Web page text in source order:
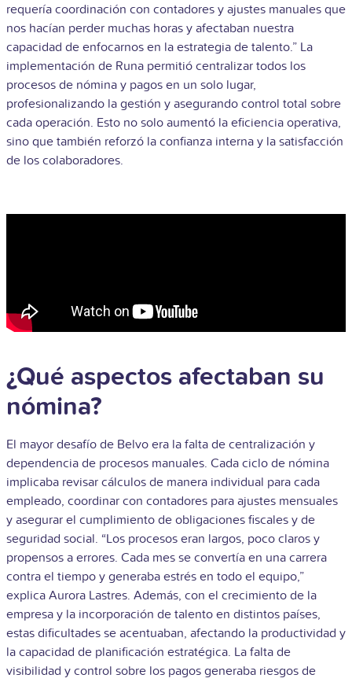
requería coordinación con contadores y ajustes manuales que
nos hacían perder muchas horas y afectaban nuestra
capacidad de enfocarnos en la estrategia de talento.” La
implementación de Runa permitió centralizar todos los
procesos de nómina y pagos en un solo lugar,
profesionalizando la gestión y asegurando control total sobre
cada operación. Esto no solo aumentó la eficiencia operativa,
sino que también reforzó la confianza interna y la satisfacción
de los colaboradores.
¿Qué aspectos afectaban su
nómina?
El mayor desafío de Belvo era la falta de centralización y
dependencia de procesos manuales. Cada ciclo de nómina
implicaba revisar cálculos de manera individual para cada
empleado, coordinar con contadores para ajustes mensuales
y asegurar el cumplimiento de obligaciones fiscales y de
seguridad social. “Los procesos eran largos, poco claros y
propensos a errores. Cada mes se convertía en una carrera
contra el tiempo y generaba estrés en todo el equipo,”
explica Aurora Lastres. Además, con el crecimiento de la
empresa y la incorporación de talento en distintos países,
estas dificultades se acentuaban, afectando la productividad y
la capacidad de planificación estratégica. La falta de
visibilidad y control sobre los pagos generaba riesgos de